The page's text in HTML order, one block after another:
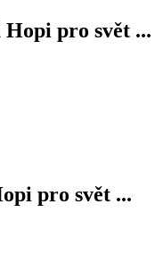
pro svět ...
pro svět ...